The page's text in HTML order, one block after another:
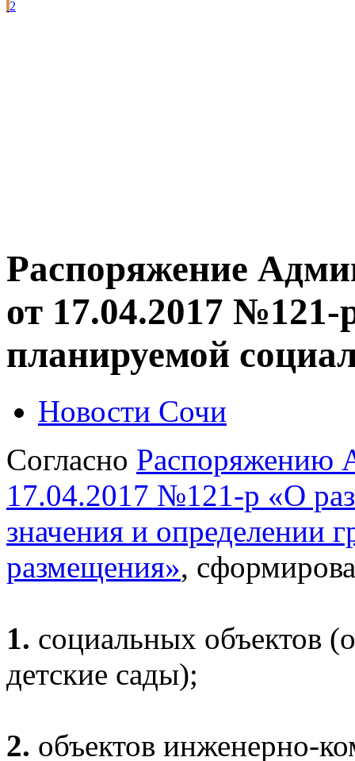
2
Распоряжение
от 17.04.2017 №121-
планируемой
Новости Сочи
Согласно Распоряжению
17.04.2017 №121-р «О
значения и определении
размещения»,
1. социальных объектов
детские сады);
2. объектов инженерно-